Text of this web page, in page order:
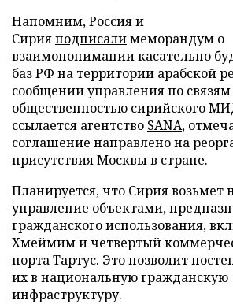
Напомним, Россия и
Сирияподписалимеморандум о
взаимопонимании касательно
баз РФ на территории арабской
сообщении управления по связям
общественностью сирийского
ссылается агентство SANA,
соглашение направлено на
присутствия Москвы в стране.
Планируется, что Сирия возьмет
управление объектами,
гражданского использования,
Хмеймим и четвертый
порта Тартус. Это позволит
их в национальную гражданскую
инфраструктуру.